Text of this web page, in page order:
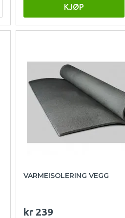
KJØP
VARMEISOLERING VEGG
kr 239